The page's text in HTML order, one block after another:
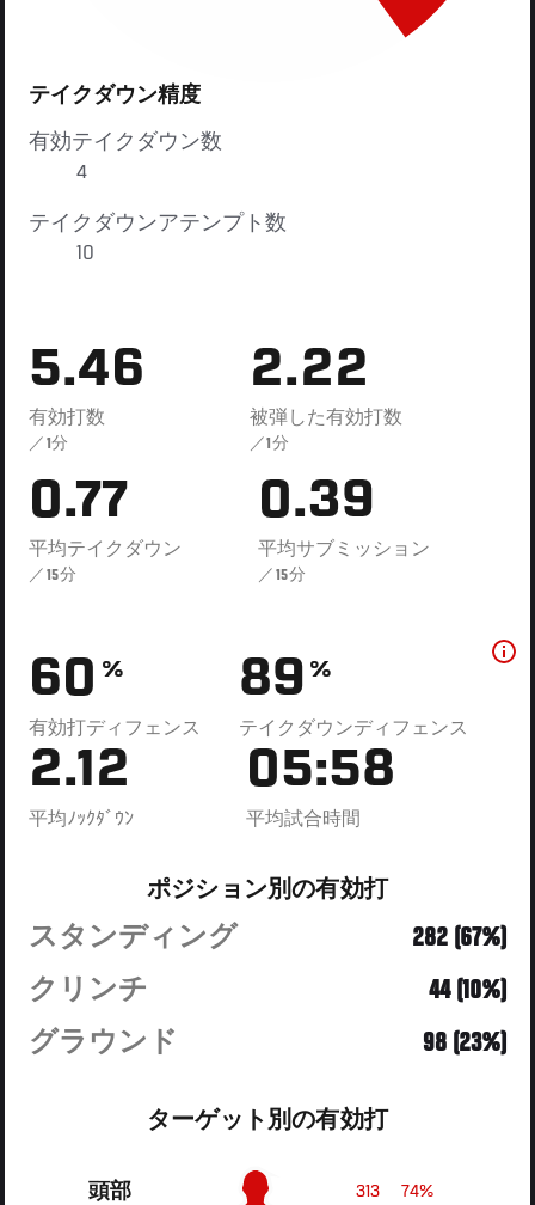
テイクダウン精度
有効テイクダウン数
4
テイクダウンアテンプト数
10
5.46
有効打数
／1分
2.22
被弾した有効打数
／1分
0.77
平均テイクダウン
／15分
0.39
平均サブミッション
／15分
60 %
有効打ディフェンス
89 %
テイクダウンディフェンス
2.12
平均ﾉｯｸﾀﾞｳﾝ
05:58
平均試合時間
ポジション別の有効打
スタンディング
282 (67%)
クリンチ
44 (10%)
グラウンド
98 (23%)
ターゲット別の有効打
74%
313
頭部